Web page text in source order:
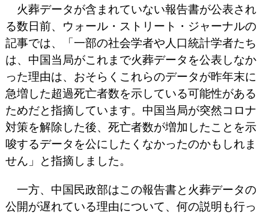
火葬データが含まれていない報告書が公表され
る数日前、ウォール・ストリート・ジャーナルの
記事では、「一部の社会学者や人口統計学者たち
は、中国当局がこれまで火葬データを公表しなか
った理由は、おそらくこれらのデータが昨年末に
急増した超過死亡者数を示している可能性がある
ためだと指摘しています。中国当局が突然コロナ
対策を解除した後、死亡者数が増加したことを示
唆するデータを公にしたくなかったのかもしれま
せん」と指摘しました。
一方、中国民政部はこの報告書と火葬データの
公開が遅れている理由について、何の説明も行っ